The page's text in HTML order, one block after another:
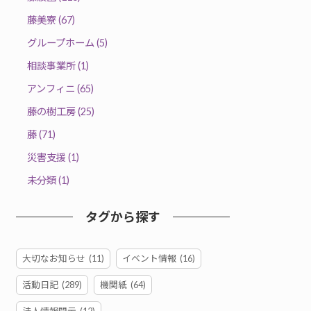
藤美寮 (67)
グループホーム (5)
相談事業所 (1)
アンフィニ (65)
藤の樹工房 (25)
藤 (71)
災害支援 (1)
未分類 (1)
タグから探す
大切なお知らせ (11) イベント情報 (16)
活動日記 (289) 機関紙 (64)